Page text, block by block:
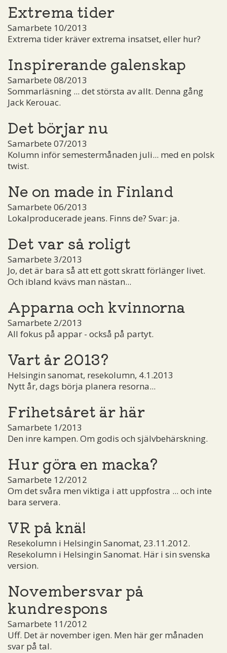
Extrema tider
Samarbete 10/2013
Extrema tider kräver extrema insatset, eller hur?
Inspirerande galenskap
Samarbete 08/2013
Sommarläsning ... det största av allt. Denna gång
Jack Kerouac.
Det börjar nu
Samarbete 07/2013
Kolumn inför semestermånaden juli... med en polsk
twist.
Ne on made in Finland
Samarbete 06/2013
Lokalproducerade jeans. Finns de? Svar: ja.
Det var så roligt
Samarbete 3/2013
Jo, det är bara så att ett gott skratt förlänger livet.
Och ibland kvävs man nästan...
Apparna och kvinnorna
Samarbete 2/2013
All fokus på appar - också på partyt.
Vart år 2013?
Helsingin sanomat, resekolumn, 4.1.2013
Nytt år, dags börja planera resorna...
Frihetsåret är här
Samarbete 1/2013
Den inre kampen. Om godis och självbehärskning.
Hur göra en macka?
Samarbete 12/2012
Om det svåra men viktiga i att uppfostra ... och inte
bara servera.
VR på knä!
Resekolumn i Helsingin Sanomat, 23.11.2012.
Resekolumn i Helsingin Sanomat. Här i sin svenska
version.
Novembersvar på
kundrespons
Samarbete 11/2012
Uff. Det är november igen. Men här ger månaden
svar på tal.